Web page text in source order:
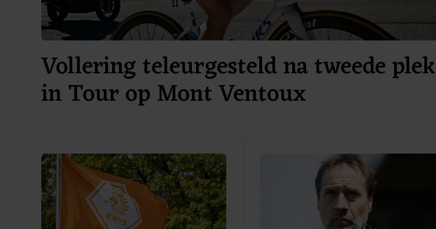
Vollering teleurgesteld na tweede plek
in Tour op Mont Ventoux